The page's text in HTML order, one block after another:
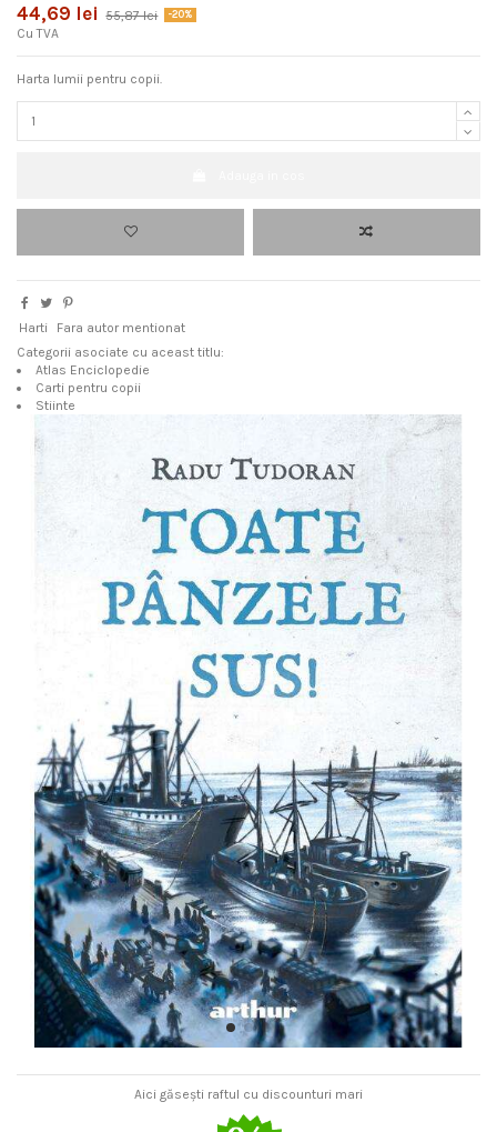
44,69 lei 55,87 lei -20%
Cu TVA
Harta lumii pentru copii.
Harti
Fara autor mentionat
Categorii asociate cu aceast titlu:
Atlas Enciclopedie
Carti pentru copii
Stiinte
Aici găsești raftul cu discounturi mari